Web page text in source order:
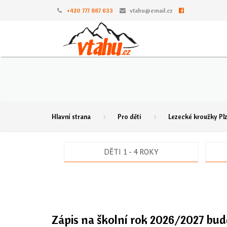
+420 777 887 633 vtahu@email.cz
Hlavní strana Pro děti Lezecké kroužky
DĚTI 1 - 4 ROKY
Zápis na školní rok 2026/2027